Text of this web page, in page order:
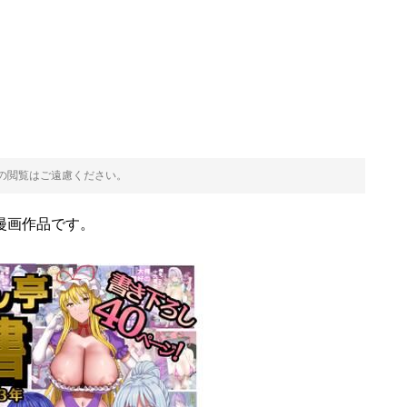
覧はご遠慮ください。
作品です。